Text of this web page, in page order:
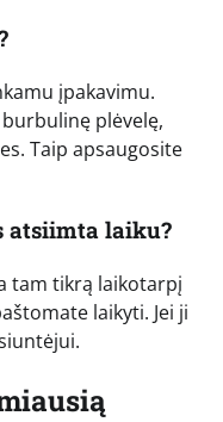
įpakavimu.
plėvelę,
Taip apsaugosite
atsiimta laiku?
tam tikrą laikotarpį
laikyti. Jei ji